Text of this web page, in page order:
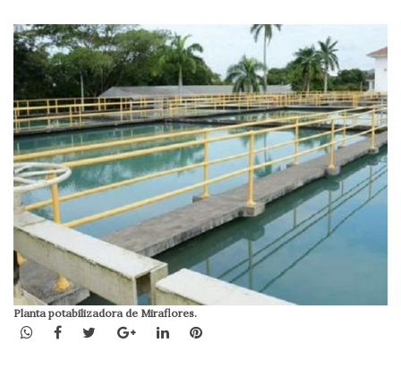
Planta potabilizadora de Miraflores.
WhatsApp
Facebook
TwitterGoogle+LinkedInPinterest